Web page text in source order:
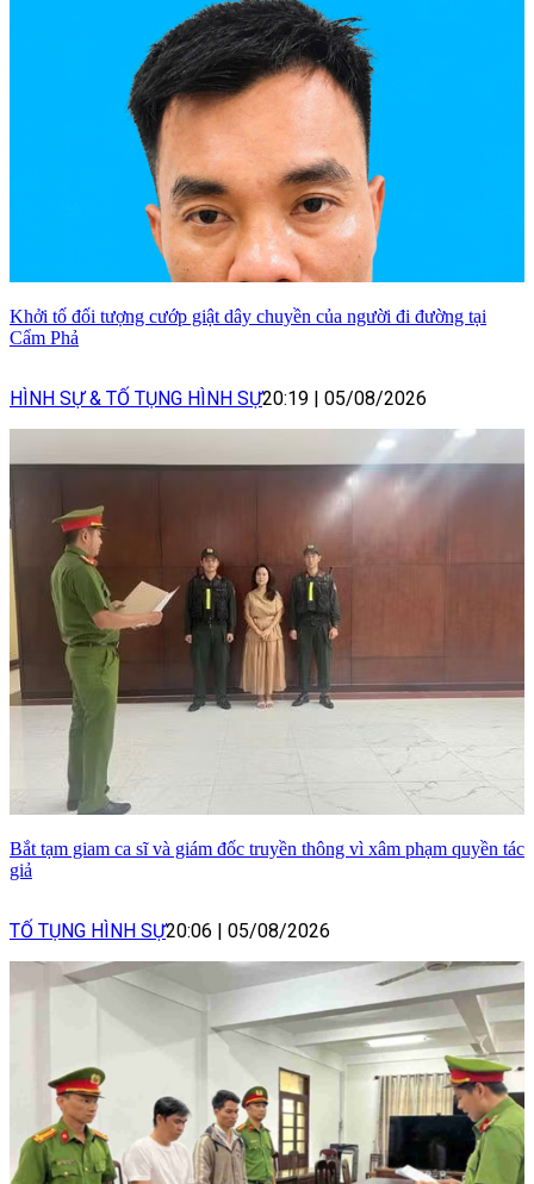
Khởi tố đối tượng cướp giật dây chuyền của người đi đường tại
Cẩm Phả
HÌNH SỰ & TỐ TỤNG HÌNH SỰ20:19 | 05/08/2026
Bắt tạm giam ca sĩ và giám đốc truyền thông vì xâm phạm quyền tác
giả
TỐ TỤNG HÌNH SỰ20:06 | 05/08/2026